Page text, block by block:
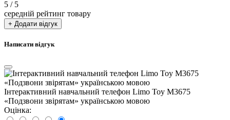
5 / 5
середній рейтинг товару
+ Додати відгук
Написати відгук
Інтерактивний навчальний телефон Limo Toy M3675
«Подзвони звірятам» українською мовою
Оцінка: